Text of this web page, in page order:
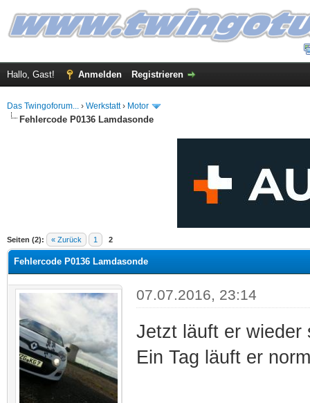
Hallo, Gast! Anmelden Registrieren
Das Twingoforum... › Werkstatt› Motor
Fehlercode P0136 Lamdasonde
Seiten (2): « Zurück 1 2
Durchschnitt
Fehlercode P0136 Lamdasonde
07.07.2016, 23:14
Jetzt läuft er wieder
Ein Tag läuft er